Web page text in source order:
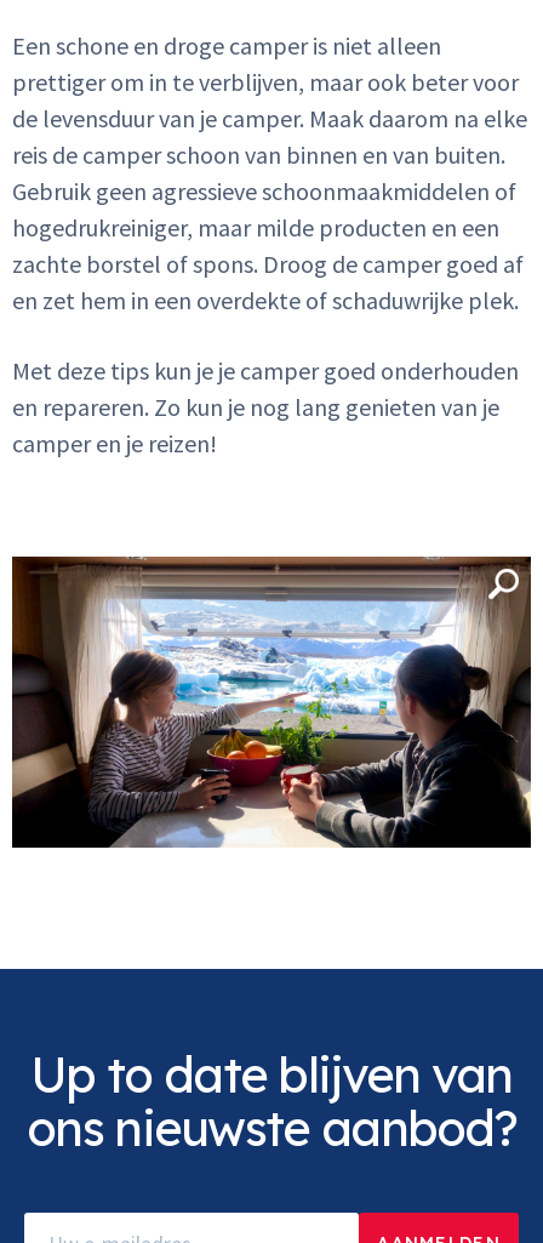
Een schone en droge camper is niet alleen
prettiger om in te verblijven, maar ook beter voor
de levensduur van je camper. Maak daarom na elke
reis de camper schoon van binnen en van buiten.
Gebruik geen agressieve schoonmaakmiddelen of
hogedrukreiniger, maar milde producten en een
zachte borstel of spons. Droog de camper goed af
en zet hem in een overdekte of schaduwrijke plek.
Met deze tips kun je je camper goed onderhouden
en repareren. Zo kun je nog lang genieten van je
camper en je reizen!
Up to date blijven van
ons nieuwste aanbod?